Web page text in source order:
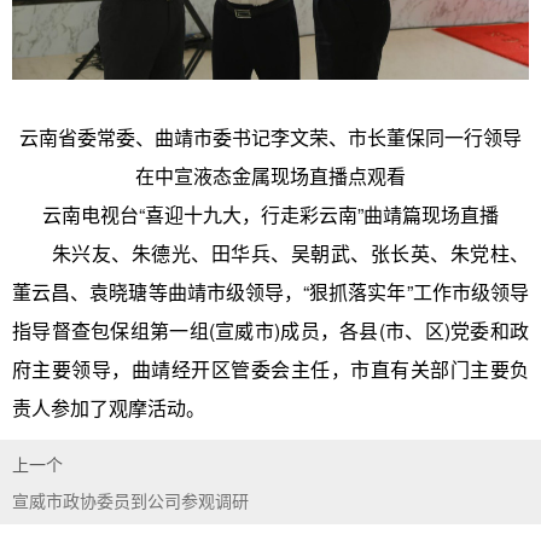
云南省委常委、曲靖市委书记李文荣、市长董保同一行领导
在中宣液态金属现场直播点观看
云南电视台“喜迎十九大，行走彩云南”曲靖篇现场直播
朱兴友、朱德光、田华兵、吴朝武、张长英、朱党柱、
董云昌、袁晓瑭等曲靖市级领导，“狠抓落实年”工作市级领导
指导督查包保组第一组(宣威市)成员，各县(市、区)党委和政
府主要领导，曲靖经开区管委会主任，市直有关部门主要负
责人参加了观摩活动。
上一个
宣威市政协委员到公司参观调研